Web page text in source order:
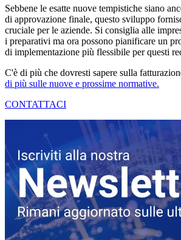
Sebbene le esatte nuove tempistiche siano
di approvazione finale, questo sviluppo
cruciale per le aziende. Si consiglia alle
i preparativi ma ora possono pianificare un
di implementazione più flessibile per questi
C'è di più che dovresti sapere sulla
di più sulle nuove e prossime normative.
CONTATTACI